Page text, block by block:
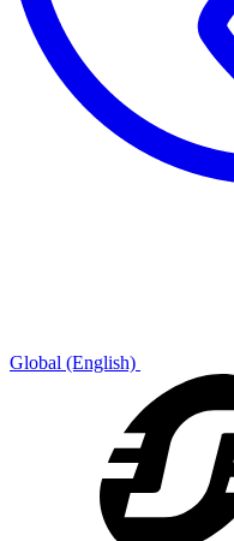
Global (English)